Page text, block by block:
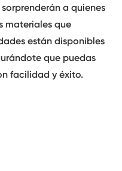
a quienes
materiales que
están disponibles
que puedas
facilidad y éxito.